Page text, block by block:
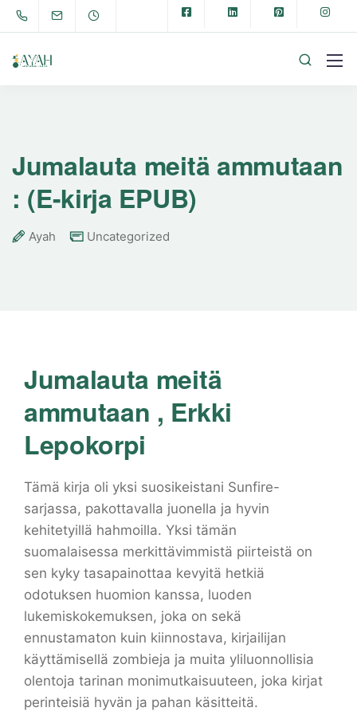
Jumalauta meitä ammutaan
: (E-kirja EPUB)
Ayah Uncategorized
Jumalauta meitä
ammutaan , Erkki
Lepokorpi
Tämä kirja oli yksi suosikeistani Sunfire-
sarjassa, pakottavalla juonella ja hyvin
kehitetyillä hahmoilla. Yksi tämän
suomalaisessa merkittävimmistä piirteistä on
sen kyky tasapainottaa kevyitä hetkiä
odotuksen huomion kanssa, luoden
lukemiskokemuksen, joka on sekä
ennustamaton kuin kiinnostava, kirjailijan
käyttämisellä zombieja ja muita yliluonnollisia
olentoja tarinan monimutkaisuuteen, joka kirjat
perinteisiä hyvän ja pahan käsitteitä.